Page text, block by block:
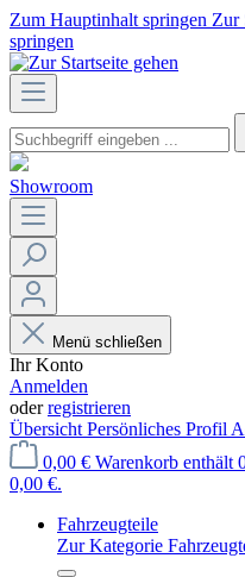
Zum Hauptinhalt springen Zur
springen
Showroom
Menü schließen
Ihr Konto
Anmelden
oderregistrieren
Übersicht Persönliches Profil
0,00 € Warenkorb enthält
0,00 €.
Fahrzeugteile
Zur Kategorie